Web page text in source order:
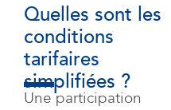
Quelles sont les
conditions
tarifaires
simplifiées ?
Une participation